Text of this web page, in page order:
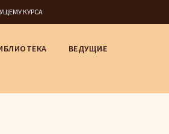
КУРСА
ВЕДУЩИЕ